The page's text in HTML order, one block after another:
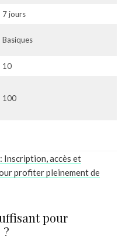
7 jours
Basiques
10
100
Inscription, accès et
profiter pleinement de
pour